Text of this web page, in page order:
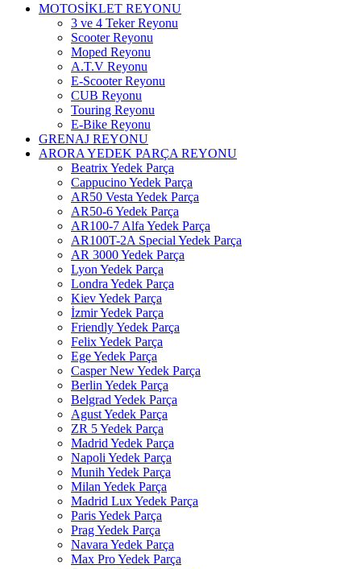
MOTOSİKLET REYONU
3 ve 4 Teker Reyonu
Scooter Reyonu
Moped Reyonu
A.T.V Reyonu
E-Scooter Reyonu
CUB Reyonu
Touring Reyonu
E-Bike Reyonu
GRENAJ REYONU
ARORA YEDEK PARÇA REYONU
Beatrix Yedek Parça
Cappucino Yedek Parça
AR50 Vesta Yedek Parça
AR50-6 Yedek Parça
AR100-7 Alfa Yedek Parça
AR100T-2A Special Yedek Parça
AR 3000 Yedek Parça
Lyon Yedek Parça
Londra Yedek Parça
Kiev Yedek Parça
İzmir Yedek Parça
Friendly Yedek Parça
Felix Yedek Parça
Ege Yedek Parça
Casper New Yedek Parça
Berlin Yedek Parça
Belgrad Yedek Parça
Agust Yedek Parça
ZR 5 Yedek Parça
Madrid Yedek Parça
Napoli Yedek Parça
Munih Yedek Parça
Milan Yedek Parça
Madrid Lux Yedek Parça
Paris Yedek Parça
Prag Yedek Parça
Navara Yedek Parça
Max Pro Yedek Parça